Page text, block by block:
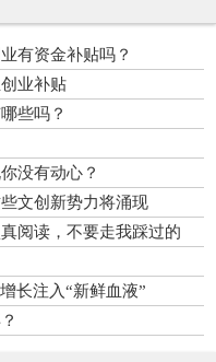
有资金补贴吗？
业补贴
些吗？
没有动心？
文创新势力将涌现
阅读，不要走我踩过的
长注入“新鲜血液”